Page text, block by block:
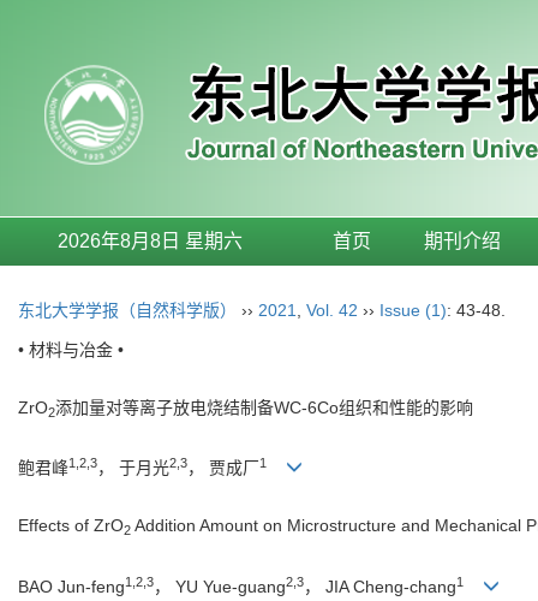
2026年8月8日 星期六 首页 期刊介绍
东北大学学报（自然科学版） ›› 2021 Vol. 42 ›› Issue (1): 43-48.
• 材料与冶金 •
ZrO2添加量对等离子放电烧结制备WC-6Co组织和性能的影响
鲍君峰1,2,3， 于月光2,3， 贾成厂1
Effects of ZrO2 Addition Amount on Microstructure and Mechanical
BAO Jun-feng1,2,3， YU Yue-guang2,3， JIA Cheng-chang1